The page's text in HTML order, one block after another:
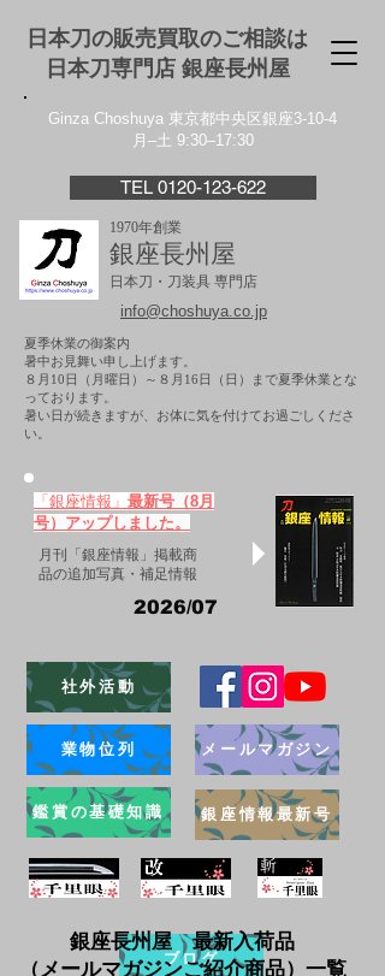
日本刀の販売買取のご相談は
日本刀専門店 銀座⻑州屋
Ginza Choshuya 東京都中央区銀座3-10-4
月–土 9:30–17:30
TEL 0120-123-622
1970年創業
銀座長州屋
日本刀・刀装具 専門店
info@choshuya.co.jp
夏季休業の御案内
暑中お見舞い申し上げます。
８月10日（月曜日）～８月16日（日）まで夏季休業とな
っております。
​暑い日が続きますが、お体に気を付けてお過ごしくださ
い。
「銀座情報」 最新号（8月
号）アップしました。
月刊「銀座情報」掲載商
品の追加写真・補足情報
2026/07
社外活動
業物位列
鑑賞の基礎知識
メールマガジン
銀座情報最新号
ブログ
銀座長州屋 最新入荷品
（メールマガジンご紹介商品）一覧